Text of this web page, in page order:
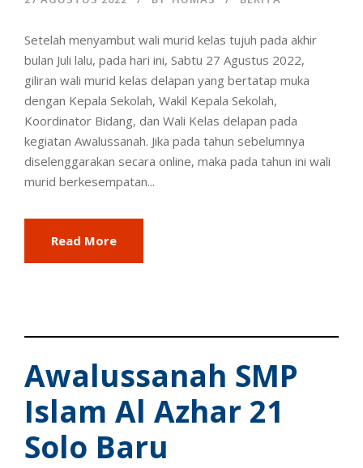
Setelah menyambut wali murid kelas tujuh pada akhir
bulan Juli lalu, pada hari ini, Sabtu 27 Agustus 2022,
giliran wali murid kelas delapan yang bertatap muka
dengan Kepala Sekolah, Wakil Kepala Sekolah,
Koordinator Bidang, dan Wali Kelas delapan pada
kegiatan Awalussanah. Jika pada tahun sebelumnya
diselenggarakan secara online, maka pada tahun ini wali
murid berkesempatan...
Read More
Awalussanah SMP
Islam Al Azhar 21
Solo Baru